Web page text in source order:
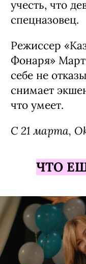
учесть, что
спецназовец.
Режиссер
Фонаря»
себе не
снимает
что умеет.
С 21 марта,
ЧТО